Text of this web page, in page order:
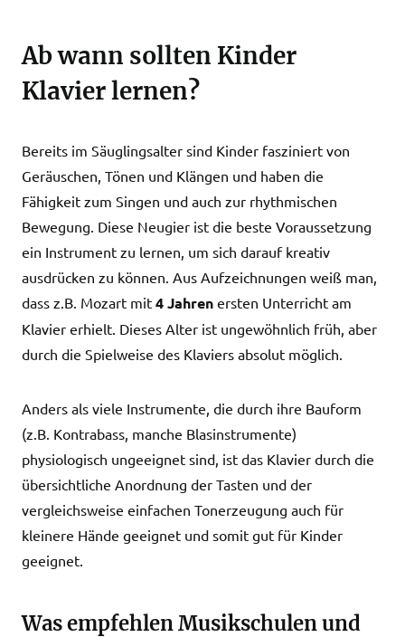
Ab wann sollten Kinder
Klavier lernen?
Bereits im Säuglingsalter sind Kinder fasziniert von
Geräuschen, Tönen und Klängen und haben die
Fähigkeit zum Singen und auch zur rhythmischen
Bewegung. Diese Neugier ist die beste Voraussetzung
ein Instrument zu lernen, um sich darauf kreativ
ausdrücken zu können. Aus Aufzeichnungen weiß man,
dass z.B. Mozart mit 4 Jahren ersten Unterricht am
Klavier erhielt. Dieses Alter ist ungewöhnlich früh, aber
durch die Spielweise des Klaviers absolut möglich.
Anders als viele Instrumente, die durch ihre Bauform
(z.B. Kontrabass, manche Blasinstrumente)
physiologisch ungeeignet sind, ist das Klavier durch die
übersichtliche Anordnung der Tasten und der
vergleichsweise einfachen Tonerzeugung auch für
kleinere Hände geeignet und somit gut für Kinder
geeignet.
Was empfehlen Musikschulen und